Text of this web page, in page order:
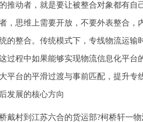
推动者，就是要让被整合对象都有
，思维上需要开放，不要外表整合
的整合。传统模式下，专线物流运输
过程中如果能够实现物流信息化平
平台的平滑过渡与事前匹配，提升
发展的核心方向
戴村到江苏六合的货运部?柯桥轩一